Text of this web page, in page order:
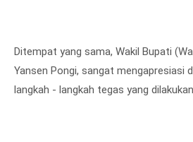
Ditempat yang sama, Wakil Bupati
Yansen Pongi, sangat mengapresiasi
langkah - langkah tegas yang